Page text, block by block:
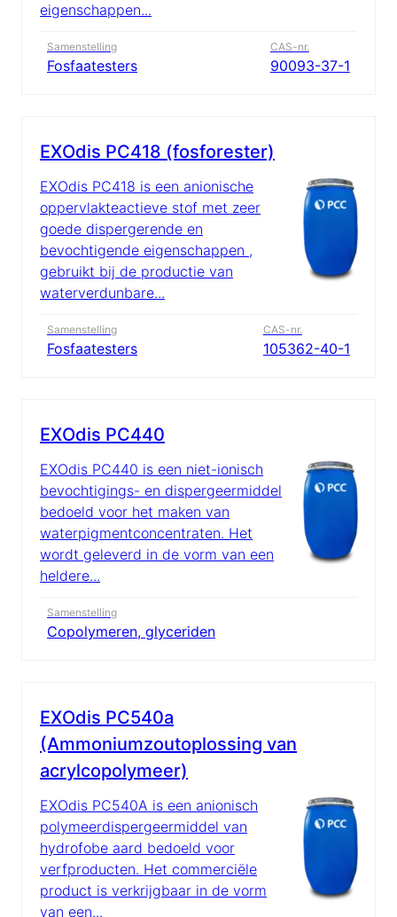
eigenschappen...
Samenstelling
Fosfaatesters
CAS-nr.
90093-37-1
EXOdis PC418 (fosforester)
EXOdis PC418 is een anionische
oppervlakteactieve stof met zeer
goede dispergerende en
bevochtigende eigenschappen ,
gebruikt bij de productie van
waterverdunbare...
Samenstelling
Fosfaatesters
CAS-nr.
105362-40-1
EXOdis PC440
EXOdis PC440 is een niet-ionisch
bevochtigings- en dispergeermiddel
bedoeld voor het maken van
waterpigmentconcentraten. Het
wordt geleverd in de vorm van een
heldere...
Samenstelling
Copolymeren, glyceriden
EXOdis PC540a
(Ammoniumzoutoplossing van
acrylcopolymeer)
EXOdis PC540A is een anionisch
polymeerdispergeermiddel van
hydrofobe aard bedoeld voor
verfproducten. Het commerciële
product is verkrijgbaar in de vorm
van een...